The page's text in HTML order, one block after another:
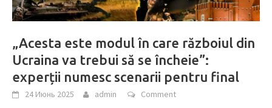
„Acesta este modul în care războiul din
Ucraina va trebui să se încheie”:
experții numesc scenarii pentru final
24 Июнь 2025 admin Comment